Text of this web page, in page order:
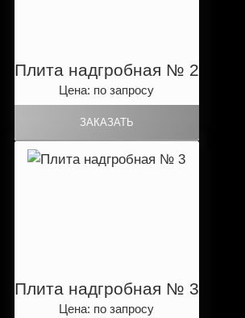
Плита надгробная № 2
Цена: по запросу
Плита надгробная № 3
Цена: по запросу